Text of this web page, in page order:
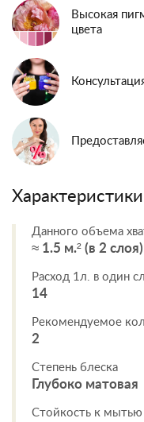
Высокая
цвета
Данного объема
≈ 1.5 м.² (в 2 слоя)
Расход 1л. в один
14
Рекомендуемое
2
Степень блеска
Глубоко матовая
Стойкость к мытью